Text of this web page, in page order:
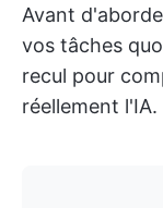
Avant
vos tâches
recul pour
réellement l'IA.